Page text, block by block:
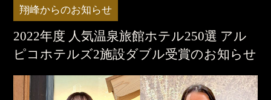
翔峰からのお知らせ
2022年度 人気温泉旅館ホテル250選 ​アル
ピコホテルズ2施設ダブル受賞のお知らせ